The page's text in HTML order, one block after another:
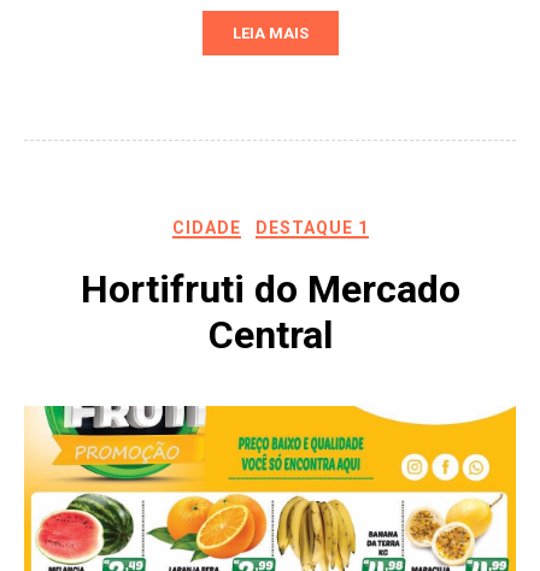
LEIA MAIS
CIDADE DESTAQUE 1
Hortifruti do Mercado
Central